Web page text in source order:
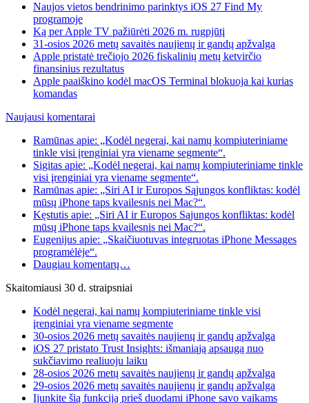
Naujos vietos bendrinimo parinktys iOS 27 Find My
programoje
Ką per Apple TV pažiūrėti 2026 m. rugpjūtį
31-osios 2026 metų savaitės naujienų ir gandų apžvalga
Apple pristatė trečiojo 2026 fiskalinių metų ketvirčio
finansinius rezultatus
Apple paaiškino kodėl macOS Terminal blokuoja kai kurias
komandas
Naujausi komentarai
Ramūnas apie: „Kodėl negerai, kai namų kompiuteriniame
tinkle visi įrenginiai yra viename segmente“.
Sigitas apie: „Kodėl negerai, kai namų kompiuteriniame tinkle
visi įrenginiai yra viename segmente“.
Ramūnas apie: „Siri AI ir Europos Sąjungos konfliktas: kodėl
mūsų iPhone taps kvailesnis nei Mac?“.
Kęstutis apie: „Siri AI ir Europos Sąjungos konfliktas: kodėl
mūsų iPhone taps kvailesnis nei Mac?“.
Eugenijus apie: „Skaičiuotuvas integruotas iPhone Messages
programėlėje“.
Daugiau komentarų…
Skaitomiausi 30 d. straipsniai
Kodėl negerai, kai namų kompiuteriniame tinkle visi
įrenginiai yra viename segmente
30-osios 2026 metų savaitės naujienų ir gandų apžvalga
iOS 27 pristato Trust Insights: išmaniąją apsaugą nuo
sukčiavimo realiuoju laiku
28-osios 2026 metų savaitės naujienų ir gandų apžvalga
29-osios 2026 metų savaitės naujienų ir gandų apžvalga
Įjunkite šią funkciją prieš duodami iPhone savo vaikams